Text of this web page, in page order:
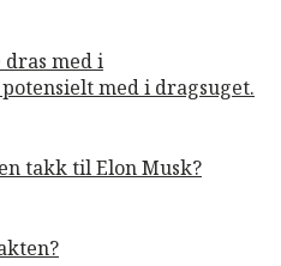
dras med i
med i dragsuget.
takk til Elon Musk?